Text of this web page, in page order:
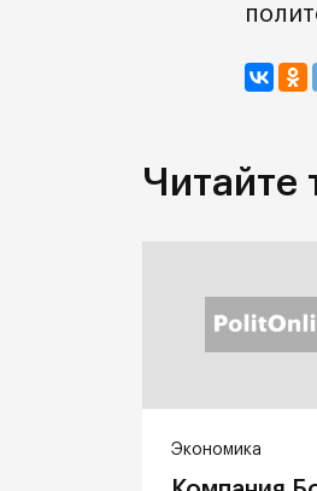
Читайте
Экономика